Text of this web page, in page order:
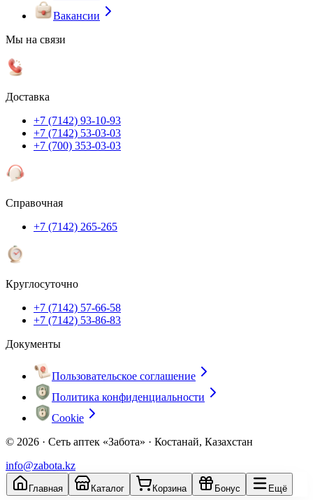
Вакансии
Мы на связи
Доставка
+7 (7142) 93-10-93
+7 (7142) 53-03-03
+7 (700) 353-03-03
Справочная
+7 (7142) 265-265
Круглосуточно
+7 (7142) 57-66-58
+7 (7142) 53-86-83
Документы
Пользовательское соглашение
Политика конфиденциальности
Cookie
© 2026 · Сеть аптек «Забота» · Костанай, Казахстан
info@zabota.kz
Главная Каталог Корзина Бонус Ещё